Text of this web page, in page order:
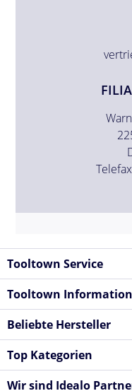
Tooltown Service
Tooltown
Beliebte Hersteller
Top Kategorien
Wir sind Idealo